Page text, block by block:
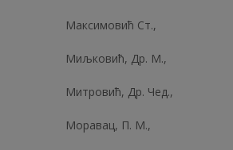
Максимовић Ст.,
Миљковић, Др. М.,
Митровић, Др. Чед.,
Моравац, П. М.,